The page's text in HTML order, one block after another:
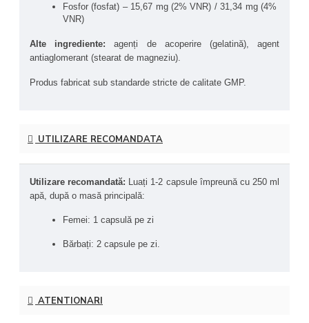
Susținerea persoanelor active: Formula este
adaptată nevoilor zilnice ale persoanelor care
intensitate moderată sau ridicată, ori au un stil de
viață dinamic.
Fosfor (fosfat) – 15,67 mg (2% VNR) / 31,34 mg (4%
VNR)
Alte ingrediente: agenți de acoperire (gelatină), agent
antiaglomerant (stearat de magneziu).
Produs fabricat sub standarde stricte de calitate GMP.
UTILIZARE RECOMANDATA
Utilizare recomandată: Luați 1-2 capsule împreună cu 250 ml
apă, după o masă principală:
Femei: 1 capsulă pe zi
Bărbați: 2 capsule pe zi.
ATENTIONARI